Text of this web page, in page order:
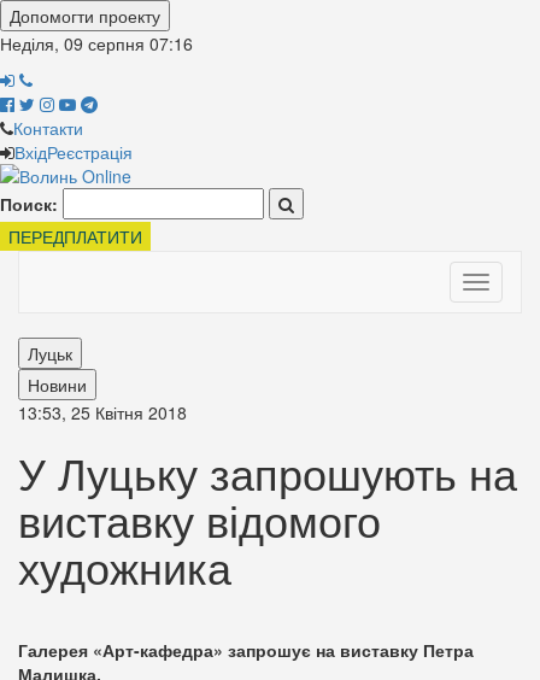
Допомогти проекту
Неділя, 09 серпня 07:16
Контакти
ВхідРеєстрація
Поиск:
ПЕРЕДПЛАТИТИ
Toggle
Луцьк
Новини
13:53, 25 Квітня 2018
У Луцьку запрошують на
виставку відомого
художника
Галерея «Арт-кафедра» запрошує на виставку Петра
Малишка.